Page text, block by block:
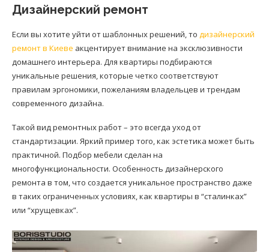
Дизайнерский ремонт
Если вы хотите уйти от шаблонных решений, то дизайнерский
ремонт в Киеве акцентирует внимание на эксклюзивности
домашнего интерьера. Для квартиры подбираются
уникальные решения, которые четко соответствуют
правилам эргономики, пожеланиям владельцев и трендам
современного дизайна.
Такой вид ремонтных работ – это всегда уход от
стандартизации. Яркий пример того, как эстетика может быть
практичной. Подбор мебели сделан на
многофункциональности. Особенность дизайнерского
ремонта в том, что создается уникальное пространство даже
в таких ограниченных условиях, как квартиры в “сталинках”
или “хрущевках”.